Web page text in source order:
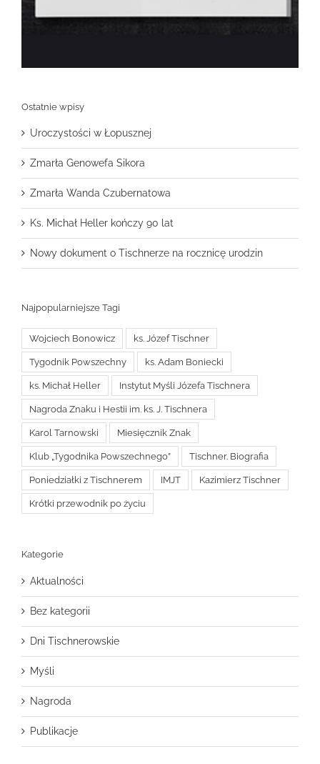
Ostatnie wpisy
Uroczystości w Łopusznej
Zmarła Genowefa Sikora
Zmarła Wanda Czubernatowa
Ks. Michał Heller kończy 90 lat
Nowy dokument o Tischnerze na rocznicę urodzin
Najpopularniejsze Tagi
Wojciech Bonowicz ks. Józef Tischner
Tygodnik Powszechny ks. Adam Boniecki
ks. Michał Heller Instytut Myśli Józefa Tischnera
Nagroda Znaku i Hestii im. ks. J. Tischnera
Karol Tarnowski Miesięcznik Znak
Klub „Tygodnika Powszechnego” Tischner. Biografia
Poniedziałki z Tischnerem IMJT Kazimierz Tischner
Krótki przewodnik po życiu
Kategorie
Aktualności
Bez kategorii
Dni Tischnerowskie
Myśli
Nagroda
Publikacje